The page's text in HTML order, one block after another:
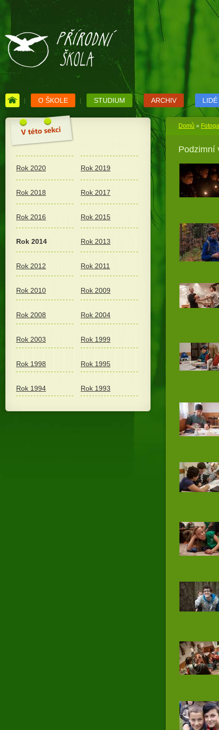
O ŠKOLE STUDIUM ARCHIV LIDÉ
Rok 2020 Rok 2019
Rok 2018 Rok 2017
Rok 2016 Rok 2015
Rok 2014 Rok 2013
Rok 2012 Rok 2011
Rok 2010 Rok 2009
Rok 2008 Rok 2004
Rok 2003 Rok 1999
Rok 1998 Rok 1995
Rok 1994 Rok 1993
Domů »
Podzimní